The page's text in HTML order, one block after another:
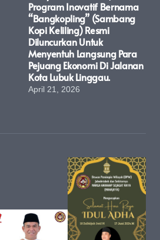
Program Inovatif Bernama
“Bangkopling” (Sambang
Kopi Keliling) Resmi
Diluncurkan Untuk
Menyentuh Langsung Para
Pejuang Ekonomi Di Jalanan
Kota Lubuk Linggau.
April 21, 2026